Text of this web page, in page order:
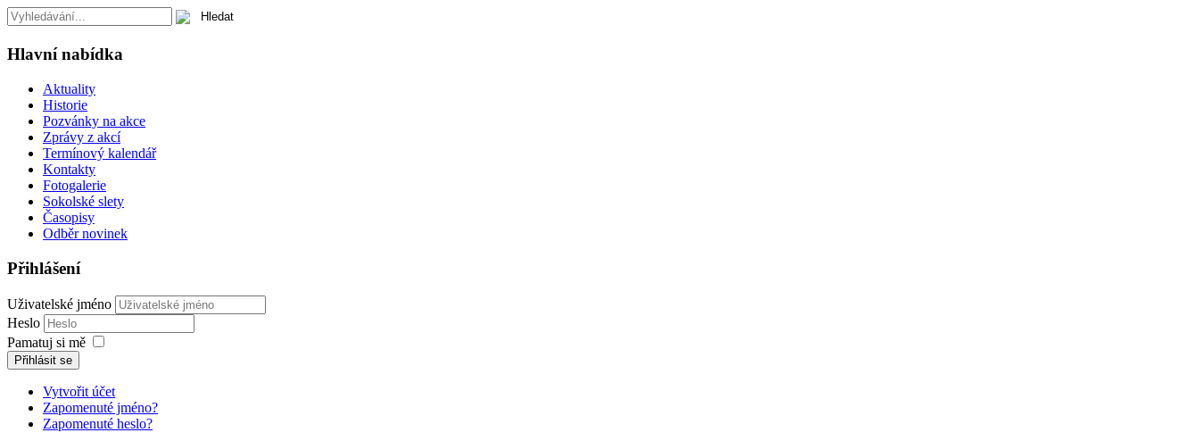
Hlavní nabídka
Aktuality
Historie
Pozvánky na akce
Zprávy z akcí
Termínový kalendář
Kontakty
Fotogalerie
Sokolské slety
Časopisy
Odběr novinek
Přihlášení
Uživatelské jméno
Heslo
Pamatuj si mě
Přihlásit se
Vytvořit účet
Zapomenuté jméno?
Zapomenuté heslo?